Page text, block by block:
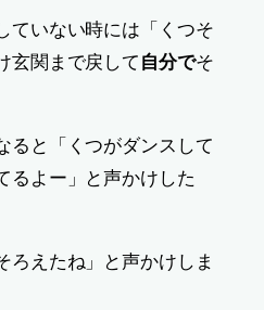
ていない時には「くつそ
玄関まで戻して 自分でそ
ると「くつがダンスして
るよー」と声かけした
ろえたね」と声かけしま